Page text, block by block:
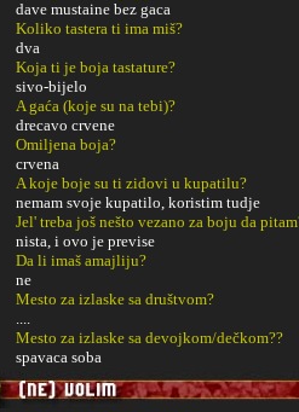
dave mustaine bez gaca
Koliko tastera ti ima miš?
dva
Koja ti je boja tastature?
sivo-bijelo
A gaća (koje su na tebi)?
drecavo crvene
Omiljena boja?
crvena
A koje boje su ti zidovi u kupatilu?
nemam svoje kupatilo, koristim tudje
Jel' treba još nešto vezano za boju da
nista, i ovo je previse
Da li imaš amajliju?
ne
Mesto za izlaske sa društvom?
....
Mesto za izlaske sa devojkom/dečkom??
spavaca soba